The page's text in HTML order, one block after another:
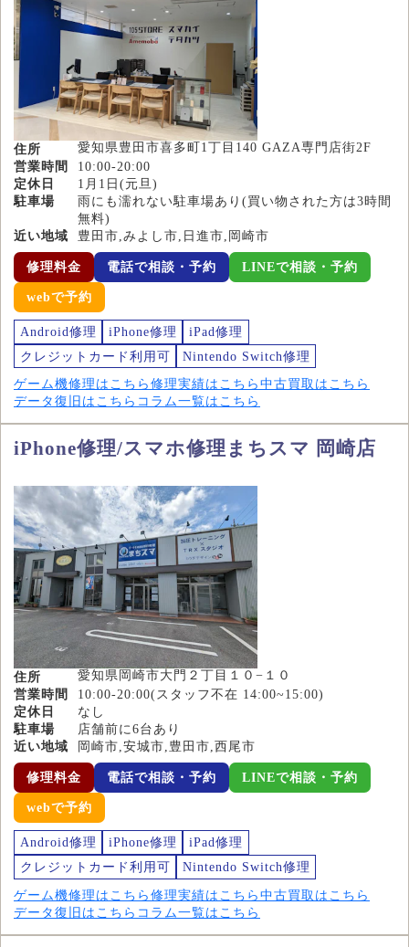
住所
愛知県豊田市喜多町1丁目140 GAZA専門店街2F
営業時間
10:00-20:00
定休日
1月1日(元旦)
駐車場
雨にも濡れない駐車場あり(買い物された方は3時間
無料)
近い地域
豊田市,みよし市,日進市,岡崎市
修理料金 電話で相談・予約 LINEで相談・予約
webで予約
Android修理 iPhone修理
iPad修理
クレジットカード利用可
Nintendo Switch修理
ゲーム機修理はこちら 修理実績はこちら 中古買取はこちら
データ復旧はこちら コラム一覧はこちら
iPhone修理/スマホ修理まちスマ 岡崎店
住所
愛知県岡崎市大門２丁目１０−１０
営業時間
10:00-20:00(スタッフ不在 14:00~15:00)
定休日
なし
駐車場
店舗前に6台あり
近い地域
岡崎市,安城市,豊田市,西尾市
修理料金 電話で相談・予約 LINEで相談・予約
webで予約
Android修理 iPhone修理
iPad修理
クレジットカード利用可
Nintendo Switch修理
ゲーム機修理はこちら 修理実績はこちら 中古買取はこちら
データ復旧はこちら コラム一覧はこちら